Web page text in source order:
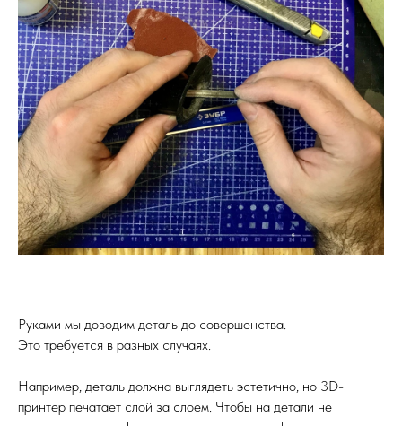
Руками мы доводим деталь до совершенства.
Это требуется в разных случаях.
Например, деталь должна выглядеть эстетично, но 3D-
принтер печатает слой за слоем. Чтобы на детали не